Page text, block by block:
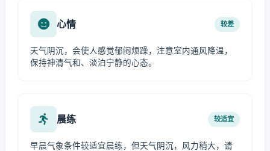
心情 较差
天气阴沉，会使人感觉郁闷烦躁，注意室内通风降温，
保持神清气和、淡泊宁静的心态。
晨练 较适宜
早晨气象条件较适宜晨练，但天气阴沉，风力稍大，请